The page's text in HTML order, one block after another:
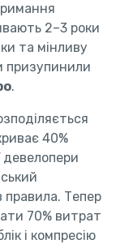
2–3 роки
та мінливу
призупинили
.
40%
девелопери
Тепер
70% витрат
і компресію